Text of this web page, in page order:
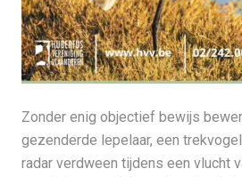
Zonder enig objectief bewijs
gezenderde lepelaar, een
radar verdween tijdens een vlucht